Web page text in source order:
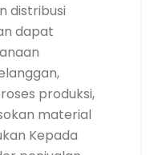
distribusi
dapat
produksi,
material
Kepada